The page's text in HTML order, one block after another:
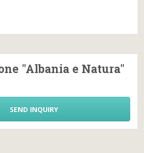
"Albania e Natura"
SEND INQUIRY